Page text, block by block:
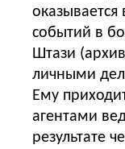
событий в
Штази
личными
Ему
агентами
результате